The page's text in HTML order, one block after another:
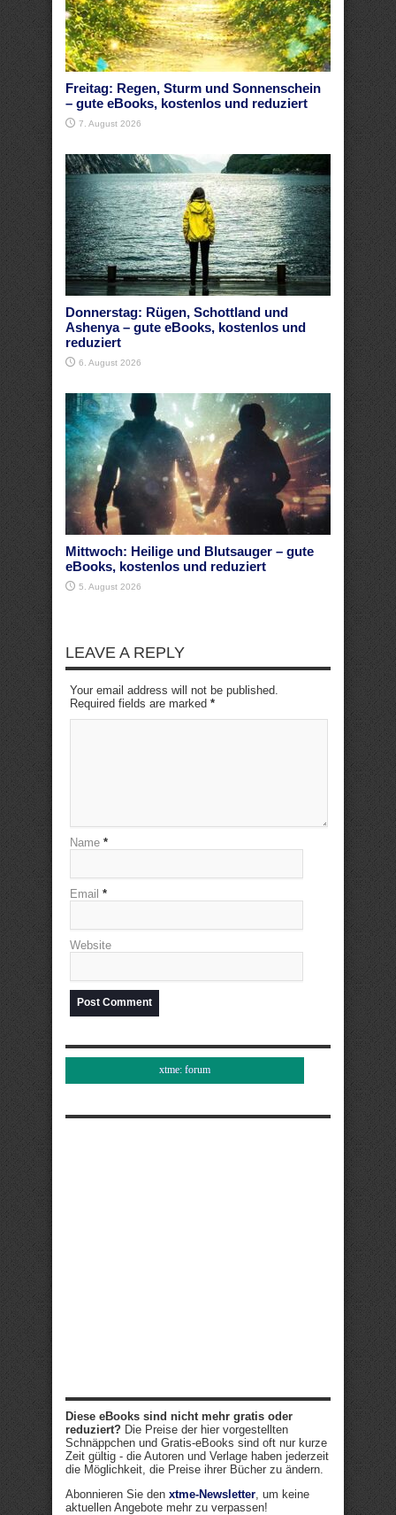
Freitag: Regen, Sturm und Sonnenschein
– gute eBooks, kostenlos und reduziert
7. August 2026
Donnerstag: Rügen, Schottland und
Ashenya – gute eBooks, kostenlos und
reduziert
6. August 2026
Mittwoch: Heilige und Blutsauger – gute
eBooks, kostenlos und reduziert
5. August 2026
LEAVE A REPLY
Your email address will not be published.
Required fields are marked *
Name *
Email *
Website
xtme: forum
Diese eBooks sind nicht mehr gratis oder
reduziert? Die Preise der hier vorgestellten
Schnäppchen und Gratis-eBooks sind oft nur kurze
Zeit gültig - die Autoren und Verlage haben jederzeit
die Möglichkeit, die Preise ihrer Bücher zu ändern.
Abonnieren Sie den xtme-Newsletter , um keine
aktuellen Angebote mehr zu verpassen!